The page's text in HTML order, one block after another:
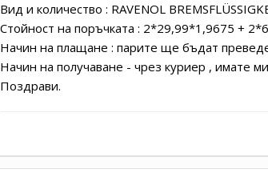
Вид и количество : RAVENOL
Стойност на поръчката : 2*29,99*1,9675 +
Начин на плащане : парите ще бъдат
Начин на получаване - чрез куриер , имате
Поздрави.